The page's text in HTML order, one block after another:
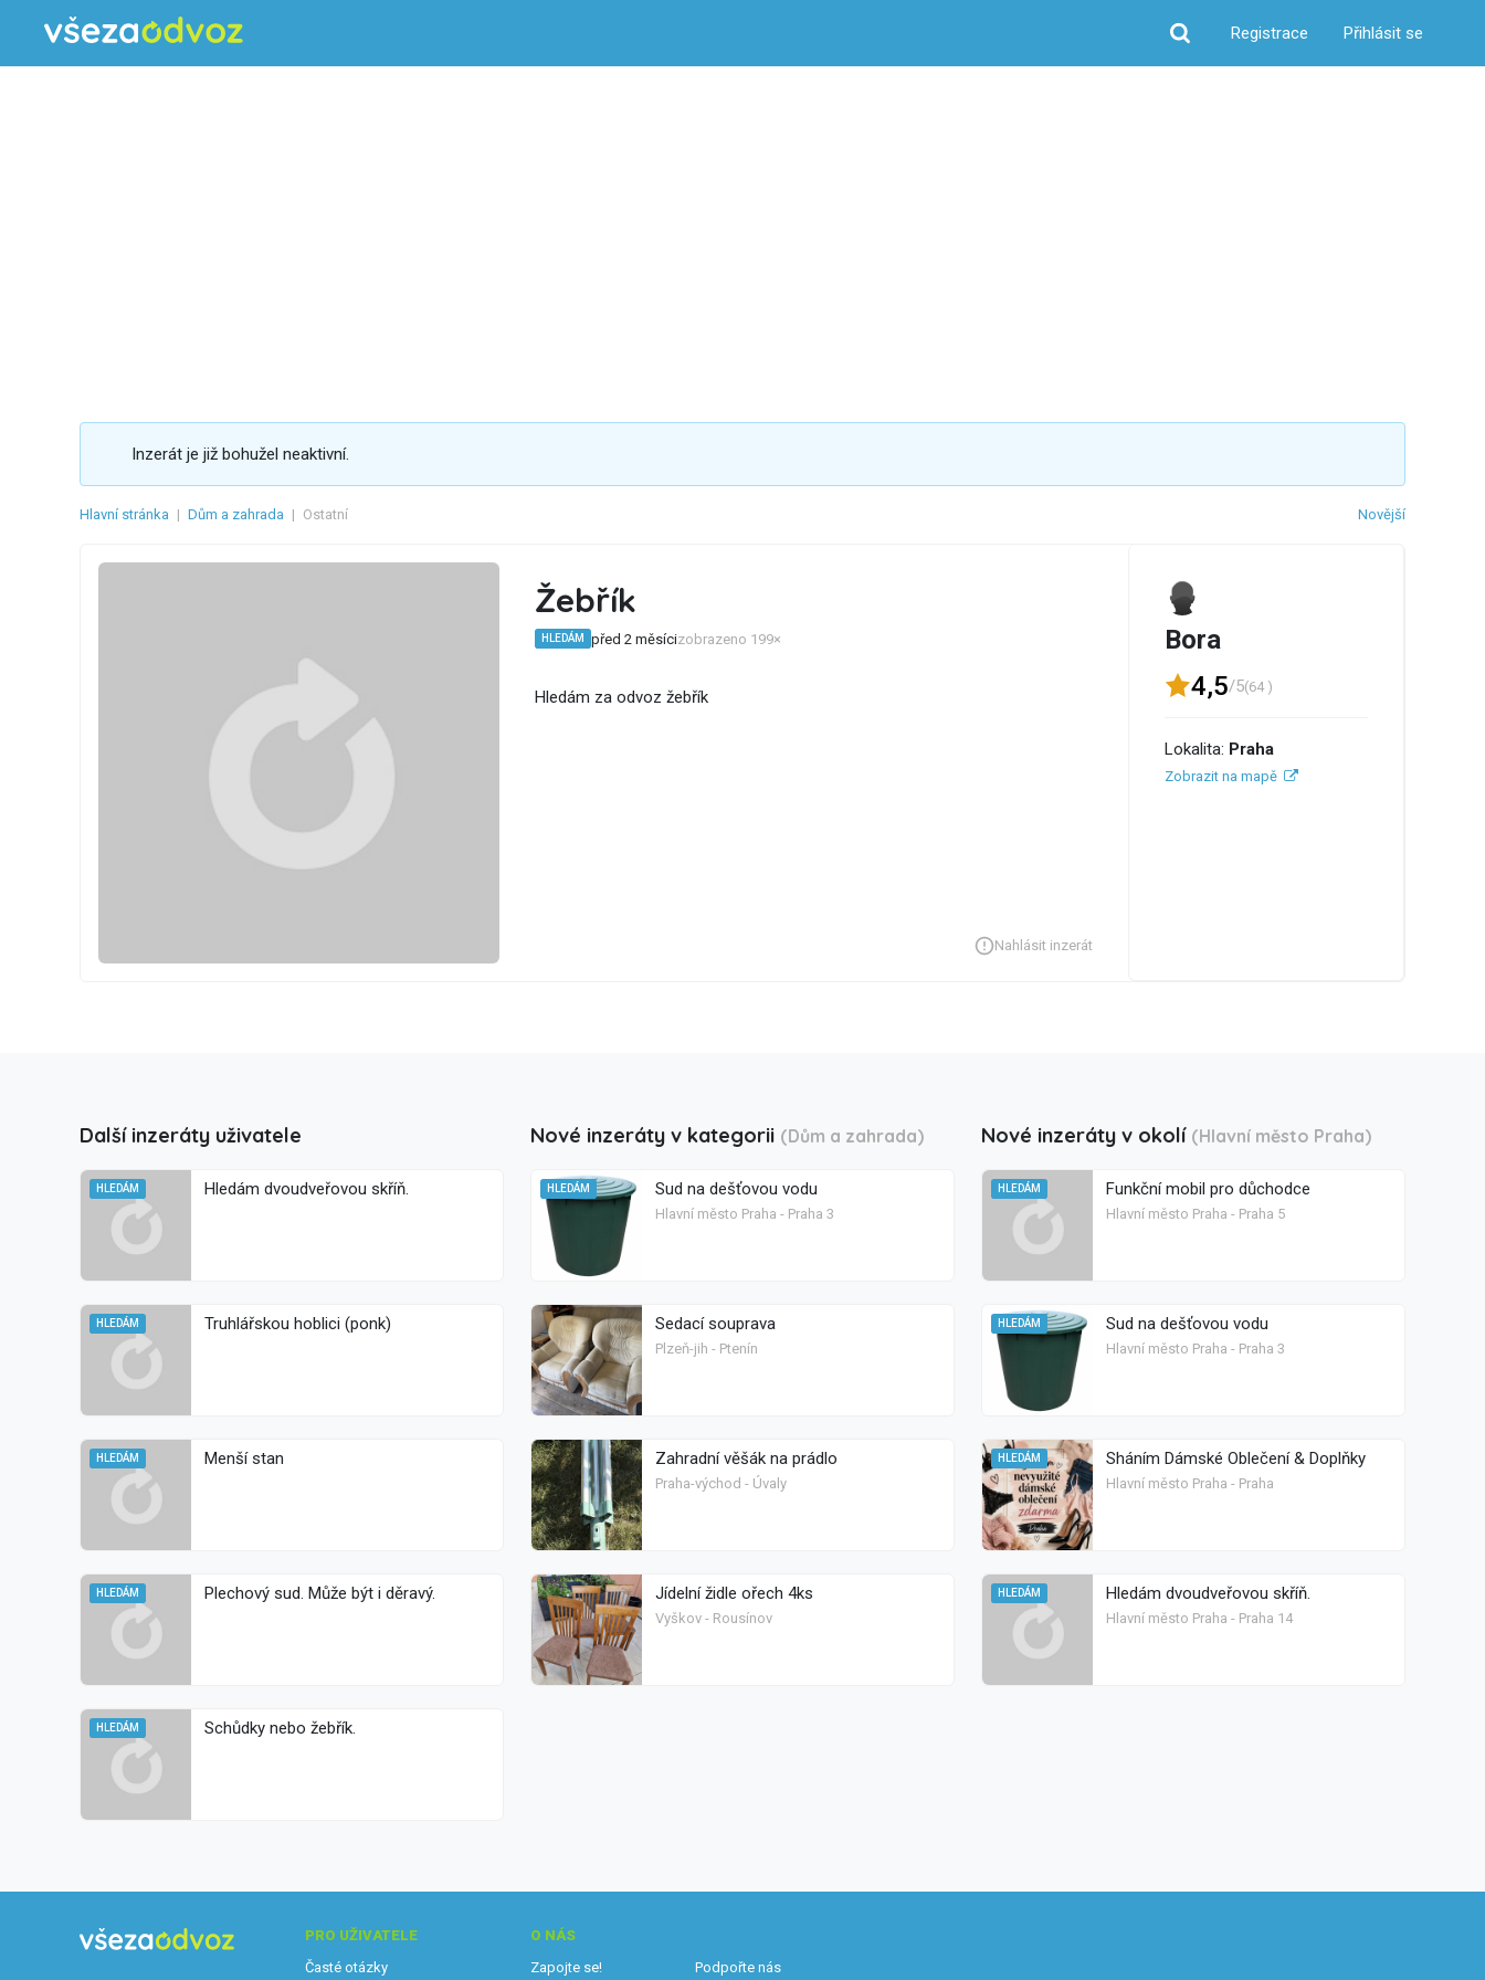
Hledat
Registrace Přihlásit se
Inzerát je již bohužel neaktivní.
Hlavní stránka | Dům a zahrada | Ostatní Novější
Žebřík
HLEDÁM před 2 měsícizobrazeno 199×
Hledám za odvoz žebřík
Nahlásit inzerát
Bora
4,5/5(64 )
Lokalita: Praha
Zobrazit na mapě
Další inzeráty uživatele
HLEDÁM Hledám dvoudveřovou skříň.
HLEDÁM Truhlářskou hoblici (ponk)
HLEDÁM Menší stan
HLEDÁM Plechový sud. Může být i děravý.
HLEDÁM Schůdky nebo žebřík.
Nové inzeráty v kategorii (Dům a zahrada)
HLEDÁM Sud na dešťovou vodu
Hlavní město Praha - Praha 3
Sedací souprava
Plzeň-jih - Ptenín
Zahradní věšák na prádlo
Praha-východ - Úvaly
Jídelní židle ořech 4ks
Vyškov - Rousínov
Nové inzeráty v okolí (Hlavní město Praha)
HLEDÁM Funkční mobil pro důchodce
Hlavní město Praha - Praha 5
HLEDÁM Sud na dešťovou vodu
Hlavní město Praha - Praha 3
HLEDÁM Sháním Dámské Oblečení & Doplňky
Hlavní město Praha - Praha
HLEDÁM Hledám dvoudveřovou skříň.
Hlavní město Praha - Praha 14
PRO UŽIVATELE
Časté otázky
O NÁS
Zapojte se!
Podpořte nás